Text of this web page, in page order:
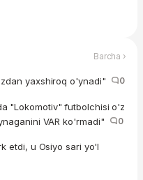
Barcha ›
yaxshiroq o'ynadi" 0
"Lokomotiv" futbolchisi o'z
VAR ko'rmadi"
0
etdi, u Osiyo sari yo'l